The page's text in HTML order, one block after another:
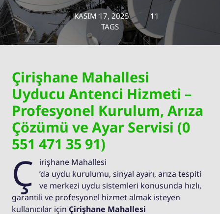
KASIM 17, 2025
11
TAGS
Çirişhane Mahallesi
Uyducu Antenci Hizmeti –
Profesyonel Kurulum, Arıza
Çözümü ve Ayar Servisi (0
551 471 35 91)
Ç
irişhane Mahallesi
’da uydu kurulumu, sinyal ayarı, arıza tespiti
ve merkezi uydu sistemleri konusunda hızlı,
garantili ve profesyonel hizmet almak isteyen
kullanıcılar için Çirişhane Mahallesi